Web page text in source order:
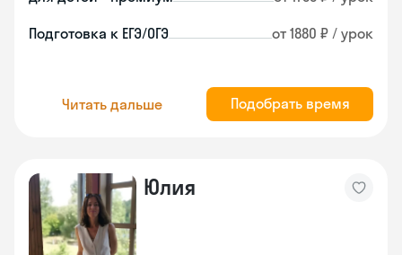
Подготовка к ЕГЭ/ОГЭ от 1880 ₽ / урок
Читать дальше Подобрать время
Юлия